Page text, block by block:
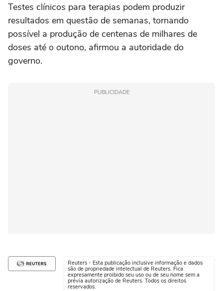
Testes clínicos para terapias podem produzir
resultados em questão de semanas, tornando
possível a produção de centenas de milhares de
doses até o outono, afirmou a autoridade do
governo.
PUBLICIDADE
Reuters - Esta publicação inclusive informação e dados
são de propriedade intelectual de Reuters. Fica
expresamente proibido seu uso ou de seu nome sem a
prévia autorização de Reuters. Todos os direitos
reservados.